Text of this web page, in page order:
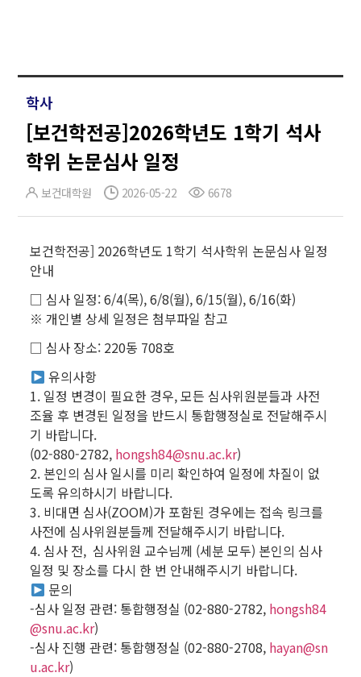
학사
[보건학전공]2026학년도 1학기 석사
학위 논문심사 일정
보건대학원 2026-05-22 6678
보건학전공] 2026학년도 1학기 석사학위 논문심사 일정
안내
□ 심사 일정: 6/4(목), 6/8(월), 6/15(월), 6/16(화)
※ 개인별 상세 일정은 첨부파일 참고
□ 심사 장소: 220동 708호
유의사항
1. 일정 변경이 필요한 경우, 모든 심사위원분들과 사전
조율 후 변경된 일정을 반드시 통합행정실로 전달해주시
기 바랍니다.
(02-880-2782, hongsh84@snu.ac.kr)
2. 본인의 심사 일시를 미리 확인하여 일정에 차질이 없
도록 유의하시기 바랍니다.
3. 비대면 심사(ZOOM)가 포함된 경우에는 접속 링크를
사전에 심사위원분들께 전달해주시기 바랍니다.
4. 심사 전, 심사위원 교수님께 (세분 모두) 본인의 심사
일정 및 장소를 다시 한 번 안내해주시기 바랍니다.
문의
-심사 일정 관련: 통합행정실 (02-880-2782, hongsh84
@snu.ac.kr)
-심사 진행 관련: 통합행정실 (02-880-2708, hayan@sn
u.ac.kr)